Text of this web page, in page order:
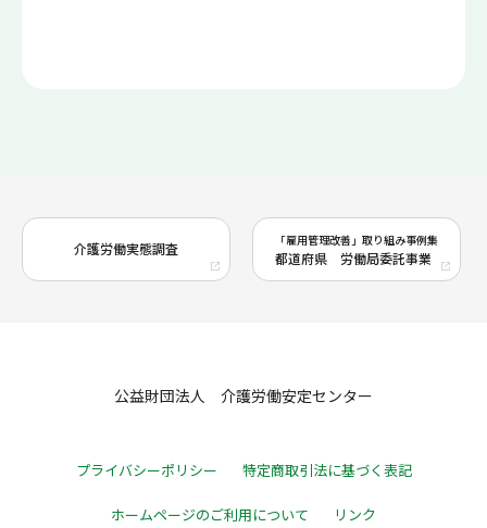
介護労働実態調査 「雇用管理改善」取り組み事例集
都道府県 労働局委託事業
公益財団法人 介護労働安定センター
プライバシーポリシー 特定商取引法に基づく表記
ホームページのご利用について リンク